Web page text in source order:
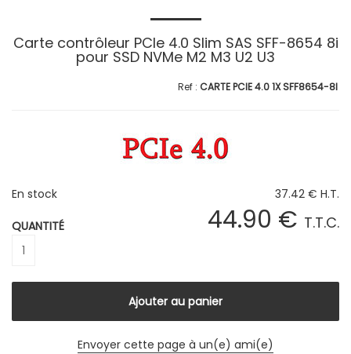
Carte contrôleur PCIe 4.0 Slim SAS SFF-8654 8i
pour SSD NVMe M2 M3 U2 U3
CARTE PCIE 4.0 1X SFF8654-8I
37.42 € H.T.
44.90 € T.T.C.
En stock
QUANTITÉ
Envoyer cette page à un(e) ami(e)